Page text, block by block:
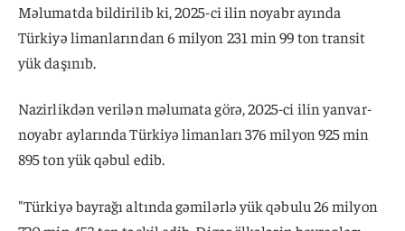
Məlumatda bildirilib ki, 2025-ci ilin noyabr ayında
Türkiyə limanlarından 6 milyon 231 min 99 ton transit
yük daşınıb.
Nazirlikdən verilən məlumata görə, 2025-ci ilin yanvar-
noyabr aylarında Türkiyə limanları 376 milyon 925 min
895 ton yük qəbul edib.
"Türkiyə bayrağı altında gəmilərlə yük qəbulu 26 milyon